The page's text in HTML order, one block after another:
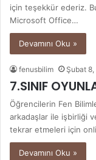
için teşekkür ederiz.
Microsoft Office…
Devamını Oku »
fenusbilim Şubat
7.SINIF
Öğrencilerin Fen
arkadaşlar ile işbirliği
tekrar etmeleri için
Devamını Oku »